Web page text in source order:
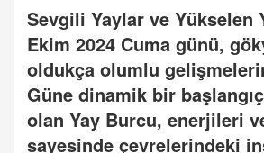
Sevgili Yaylar ve Yükselen
Ekim 2024 Cuma günü,
oldukça olumlu
Güne dinamik bir
olan Yay Burcu, enerjileri
sayesinde çevrelerindeki